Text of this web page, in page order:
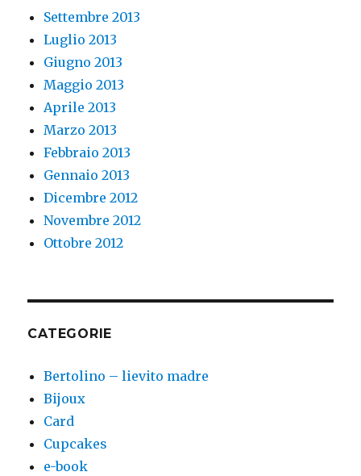
Settembre 2013
Luglio 2013
Giugno 2013
Maggio 2013
Aprile 2013
Marzo 2013
Febbraio 2013
Gennaio 2013
Dicembre 2012
Novembre 2012
Ottobre 2012
CATEGORIE
Bertolino – lievito madre
Bijoux
Card
Cupcakes
e-book